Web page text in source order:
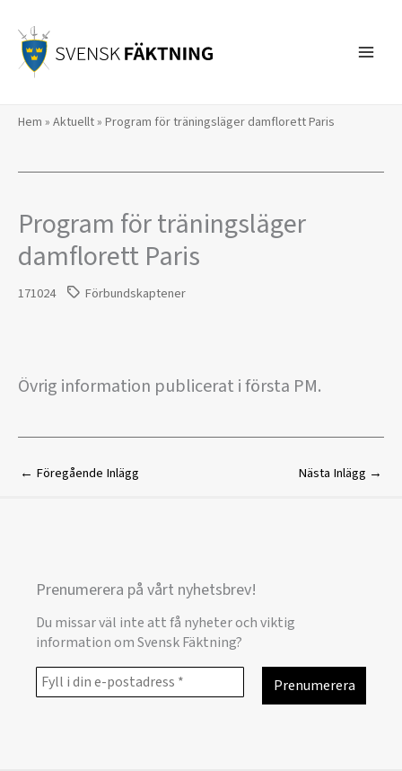
innehåll
Hem » Aktuellt» Program för träningsläger damflorett Paris
Program för träningsläger
damflorett Paris
171024 Förbundskaptener
Övrig information publicerat i första PM.
← Föregående Inlägg Nästa Inlägg →
Prenumerera på vårt nyhetsbrev!
Du missar väl inte att få nyheter och viktig
information om Svensk Fäktning?